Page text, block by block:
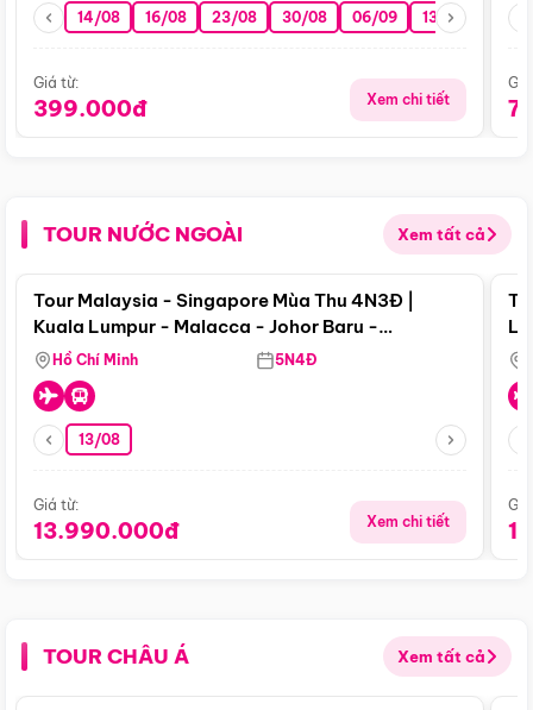
14/08 16/08 23/08 30/08 06/09 13/09 20/09
Giá từ:
399.000đ Xem chi tiết
TOUR NƯỚC NGOÀI Xem tất cả
Điểm nổi bật
Tour Malaysia - Singapore Mùa Thu 4N3Đ |
Kuala Lumpur - Malacca - Johor Baru -
Singapore
Hồ Chí Minh 5N4Đ
13/08
Giá từ:
13.990.000đ Xem chi tiết
TOUR CHÂU Á Xem tất cả
Điểm nổi bật